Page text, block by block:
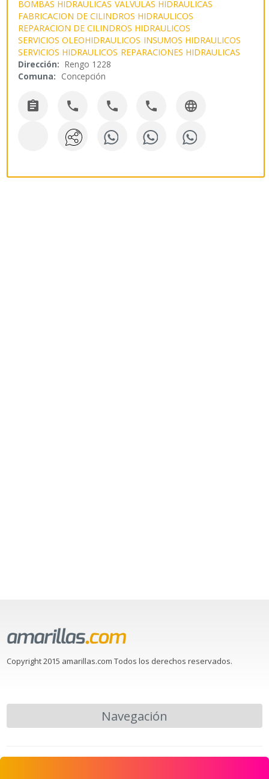
BOMBAS HIDRAULICAS VALVULAS HIDRAULICAS
FABRICACION DE CILINDROS HIDRAULICOS
REPARACION DE CILINDROS HIDRAULICOS
SERVICIOS OLEOHIDRAULICOS INSUMOS HIDRAULICOS
SERVICIOS HIDRAULICOS REPARACIONES HIDRAULICAS
Dirección: Rengo 1228
Comuna: Concepción
    
Copyright 2015 amarillas.com Todos los derechos reservados.
Navegación